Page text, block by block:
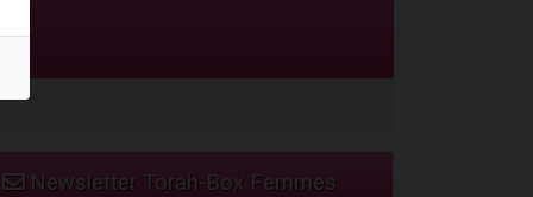
Newsletter Torah-Box Femmes